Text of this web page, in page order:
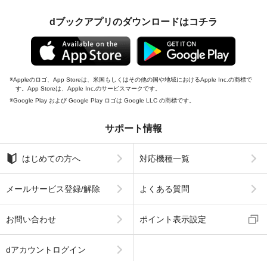
dブックアプリのダウンロードはコチラ
Appleのロゴ、App Storeは、米国もしくはその他の国や地域におけるApple Inc.の商標で
す。App Storeは、Apple Inc.のサービスマークです。
Google Play および Google Play ロゴは Google LLC の商標です。
サポート情報
はじめての方へ 対応機種一覧
メールサービス登録/解除 よくある質問
お問い合わせ ポイント表示設定
dアカウントログイン